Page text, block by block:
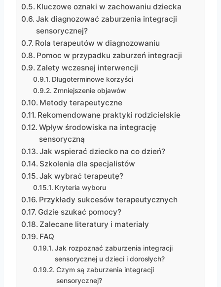
Kluczowe oznaki w zachowaniu dziecka
Jak diagnozować zaburzenia integracji
sensorycznej?
Rola terapeutów w diagnozowaniu
Pomoc w przypadku zaburzeń integracji
Zalety wczesnej interwencji
Długoterminowe korzyści
Zmniejszenie objawów
Metody terapeutyczne
Rekomendowane praktyki rodzicielskie
Wpływ środowiska na integrację
sensoryczną
Jak wspierać dziecko na co dzień?
Szkolenia dla specjalistów
Jak wybrać terapeutę?
Kryteria wyboru
Przykłady sukcesów terapeutycznych
Gdzie szukać pomocy?
Zalecane literatury i materiały
FAQ
Jak rozpoznać zaburzenia integracji
sensorycznej u dzieci i dorosłych?
Czym są zaburzenia integracji
sensorycznej?